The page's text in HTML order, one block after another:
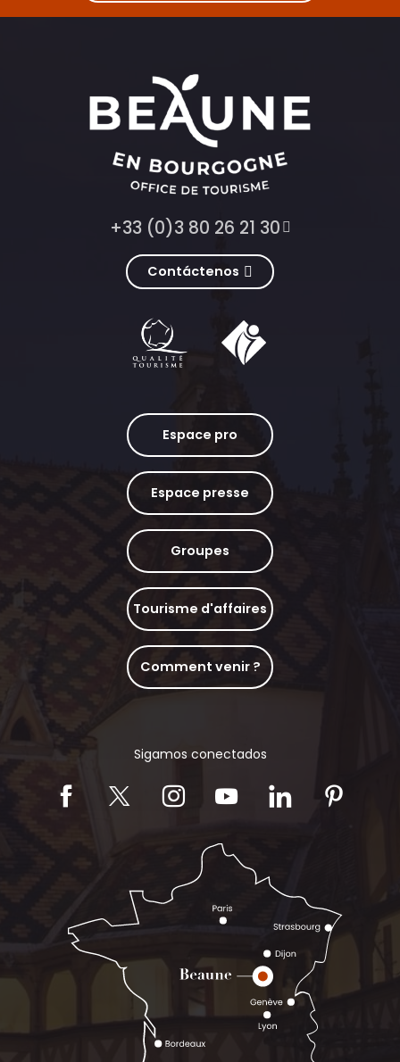
+33 (0)3 80 26 21 30
Contáctenos
Espace pro
Espace presse
Groupes
Tourisme d'affaires
Comment venir ?
Sigamos conectados